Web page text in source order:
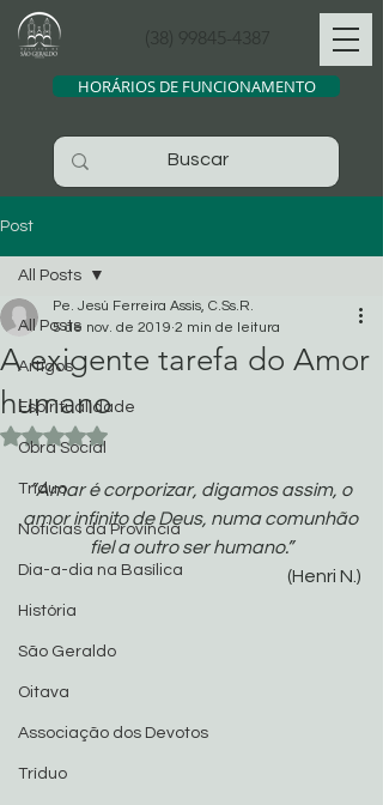
(38) 99845-4387
HORÁRIOS DE FUNCIONAMENTO
Post
All Posts
Artigos
Espiritualidade
Obra Social
Tríduo
Noticias da Província
Dia-a-dia na Basílica
História
São Geraldo
Oitava
Associação dos Devotos
Tríduo
All Posts
A exigente tarefa do Amor
humano
Pe. Jesú Ferreira Assis, C.Ss.R.
5 de nov. de 2019 2 min de leitura
Avaliado com NaN de 5 estrelas.
“Amar é corporizar, digamos assim, o
amor infinito de Deus, numa comunhão
fiel a outro ser humano.”
(Henri N.)